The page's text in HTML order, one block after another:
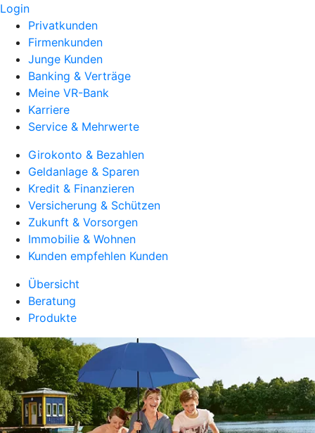
Login
Privatkunden
Firmenkunden
Junge Kunden
Banking & Verträge
Meine VR-Bank
Karriere
Service & Mehrwerte
Girokonto & Bezahlen
Geldanlage & Sparen
Kredit & Finanzieren
Versicherung & Schützen
Zukunft & Vorsorgen
Immobilie & Wohnen
Kunden empfehlen Kunden
Übersicht
Beratung
Produkte